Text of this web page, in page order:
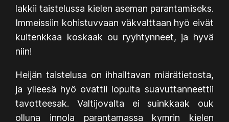
lakkii taistelussa kielen aseman parantamiseks.
Immeissiin kohistuvvaan väkvalttaan hyö eivät
kuitenkkaa koskaak ou ryyhtynneet, ja hyvä
niin!
Heijän taistelusa on ihhailtavan miärätietosta,
ja ylleesä hyö ovattii lopulta suavuttanneettii
tavotteesak. Valtijovalta ei suinkkaak ouk
olluna innola parantamassa kymrin kielen